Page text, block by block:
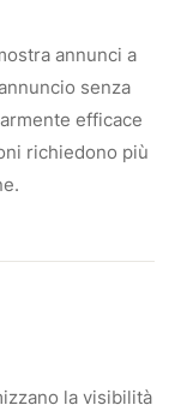
annunci a
senza
efficace
richiedono più
la visibilità